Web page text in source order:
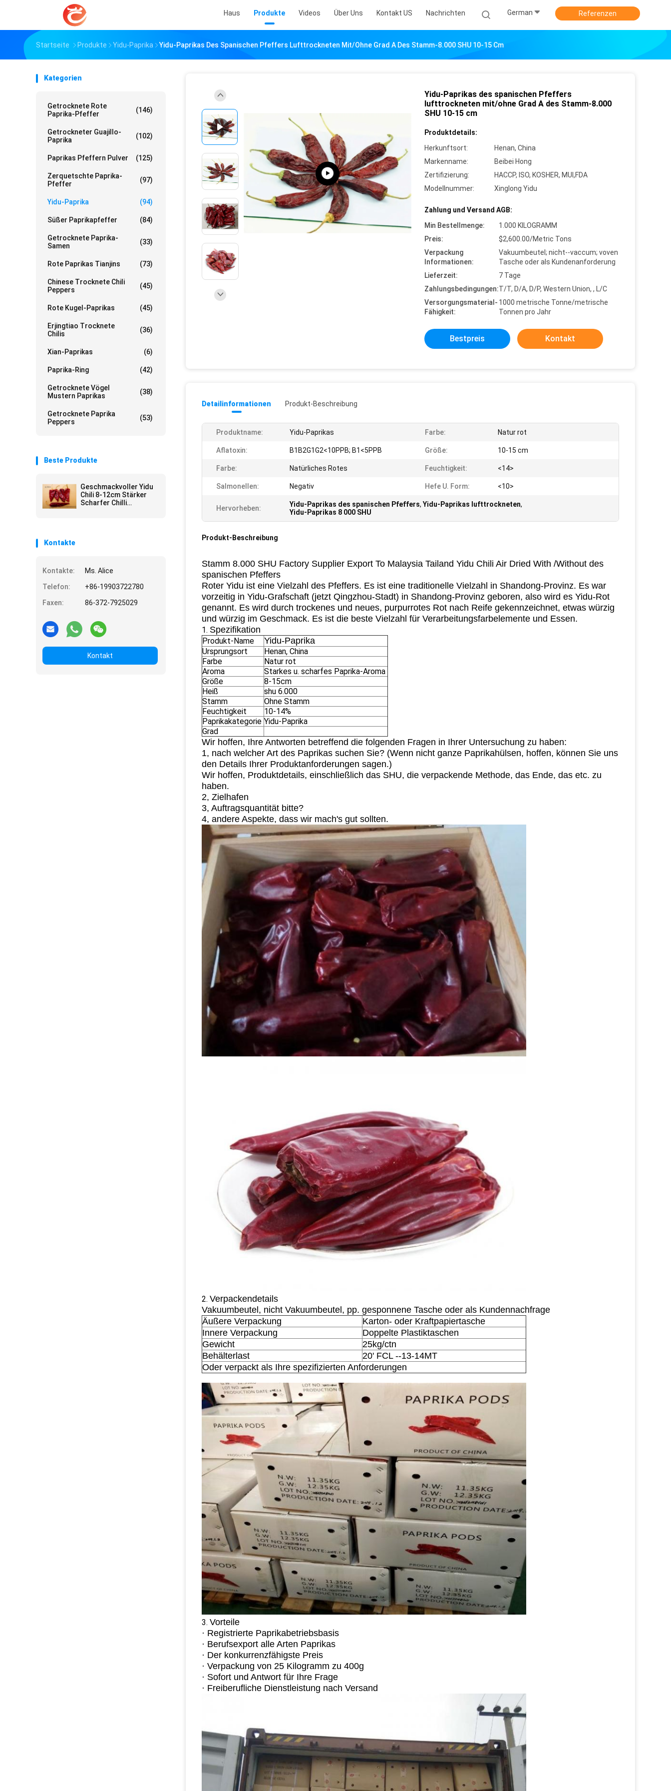
Haus Produkte Videos Über Uns Kontakt US Nachrichten German Referenzen
Startseite Produkte Yidu-Paprika Yidu-Paprikas Des Spanischen Pfeffers Lufttrockneten Mit/ohne Grad A Des Stamm-8.000 SHU 10-15 Cm
Kategorien
Getrocknete Rote
Paprika-Pfeffer
(146)
Getrockneter Guajillo-
Paprika
(102)
Paprikas Pfeffern Pulver (125)
Zerquetschte Paprika-
Pfeffer
(97)
Yidu-Paprika (94)
Süßer Paprikapfeffer (84)
Getrocknete Paprika-
Samen
(33)
Rote Paprikas Tianjins (73)
Chinese Trocknete Chili
Peppers
(45)
Rote Kugel-Paprikas (45)
Erjingtiao Trocknete
Chilis
(36)
Xian-Paprikas (6)
Paprika-Ring (42)
Getrocknete Vögel
Mustern Paprikas
(38)
Getrocknete Paprika
Peppers
(53)
Beste Produkte
Geschmackvoller Yidu
Chili 8-12cm Stärker
Scharfer Chilli
Kontakte
Kontakte:
Ms. Alice
Telefon:
+86-19903722780
Faxen:
86-372-7925029
Kontakt
Yidu-Paprikas des spanischen Pfeffers
lufttrockneten mit/ohne Grad A des Stamm-8.000
SHU 10-15 cm
Produktdetails:
Herkunftsort:
Henan, China
Markenname:
Beibei Hong
Zertifizierung:
HACCP, ISO, KOSHER, MUI,FDA
Modellnummer:
Xinglong Yidu
Zahlung und Versand AGB:
Min Bestellmenge:
1.000 KILOGRAMM
Preis:
$2,600.00/Metric Tons
Verpackung
Informationen:
Vakuumbeutel; nicht--vaccum; voven
Tasche oder als Kundenanforderung
Lieferzeit:
7 Tage
Zahlungsbedingungen:T/T, D/A, D/P, Western Union, , L/C
Versorgungsmaterial-
Fähigkeit:
1000 metrische Tonne/metrische
Tonnen pro Jahr
Bestpreis Kontakt
Detailinformationen Produkt-Beschreibung
Produktname: Yidu-Paprikas Farbe: Natur rot
Aflatoxin: B1B2G1G2<10PPB; B1<5PPB Größe: 10-15 cm
Farbe: Natürliches Rotes Feuchtigkeit: <14>
Salmonellen: Negativ Hefe U. Form: <10>
Hervorheben: Yidu-Paprikas des spanischen Pfeffers, Yidu-Paprikas lufttrockneten,
Yidu-Paprikas 8 000 SHU
Produkt-Beschreibung
Stamm 8.000 SHU Factory Supplier Export To Malaysia Tailand Yidu Chili Air Dried With /Without des
spanischen Pfeffers
Roter Yidu ist eine Vielzahl des Pfeffers. Es ist eine traditionelle Vielzahl in Shandong-Provinz. Es war
vorzeitig in Yidu-Grafschaft (jetzt Qingzhou-Stadt) in Shandong-Provinz geboren, also wird es Yidu-Rot
genannt. Es wird durch trockenes und neues, purpurrotes Rot nach Reife gekennzeichnet, etwas würzig
und würzig im Geschmack. Es ist die beste Vielzahl für Verarbeitungsfarbelemente und Essen.
1. Spezifikation
Produkt-Name Yidu-Paprika
Ursprungsort
Henan, China
Farbe
Natur rot
Aroma
Starkes u. scharfes Paprika-Aroma
Größe
8-15cm
Heiß
shu 6.000
Stamm
Ohne Stamm
Feuchtigkeit
10-14%
Paprikakategorie Yidu-Paprika
Grad
Wir hoffen, Ihre Antworten betreffend die folgenden Fragen in Ihrer Untersuchung zu haben:
1, nach welcher Art des Paprikas suchen Sie? (Wenn nicht ganze Paprikahülsen, hoffen, können Sie uns
den Details Ihrer Produktanforderungen sagen.)
Wir hoffen, Produktdetails, einschließlich das SHU, die verpackende Methode, das Ende, das etc. zu
haben.
2, Zielhafen
3, Auftragsquantität bitte?
4, andere Aspekte, dass wir mach's gut sollten.
2. Verpackendetails
Vakuumbeutel, nicht Vakuumbeutel, pp. gesponnene Tasche oder als Kundennachfrage
Äußere Verpackung
Karton- oder Kraftpapiertasche
Innere Verpackung
Doppelte Plastiktaschen
Gewicht
25kg/ctn
Behälterlast
20' FCL --13-14MT
Oder verpackt als Ihre spezifizierten Anforderungen
3. Vorteile
· Registrierte Paprikabetriebsbasis
· Berufsexport alle Arten Paprikas
· Der konkurrenzfähigste Preis
· Verpackung von 25 Kilogramm zu 400g
· Sofort und Antwort für Ihre Frage
· Freiberufliche Dienstleistung nach Versand